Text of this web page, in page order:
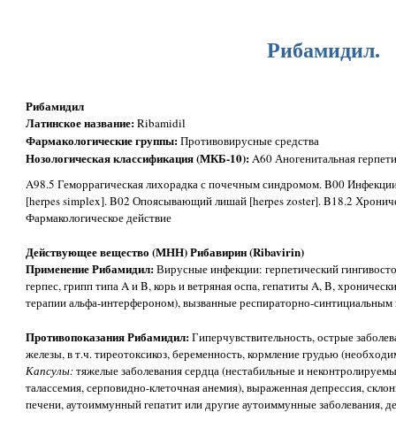
Рибамидил.
Рибамидил
Латинское название:Ribamidil
Фармакологические группы:Противовирусные средства
Нозологическая классификация (МКБ-10):A60 Аногенитальная
A98.5 Геморрагическая лихорадка с почечным синдромом. B00
[herpes simplex]. B02 Опоясывающий лишай [herpes zoster]. B18.2
Фармакологическое действие
Действующее вещество (МНН) Рибавирин (Ribavirin)
Применение Рибамидил:Вирусные инфекции: герпетический
герпес, грипп типа A и B, корь и ветряная оспа, гепатиты A, B,
терапии альфа-интерфероном), вызванные респираторно-
Противопоказания Рибамидил:Гиперчувствительность, острые
железы, в т.ч. тиреотоксикоз, беременность, кормление грудью
Капсулы:тяжелые заболевания сердца (нестабильные и
талассемия, серповидно-клеточная анемия), выраженная депрессия,
печени, аутоиммунный гепатит или другие аутоиммунные заболевания,